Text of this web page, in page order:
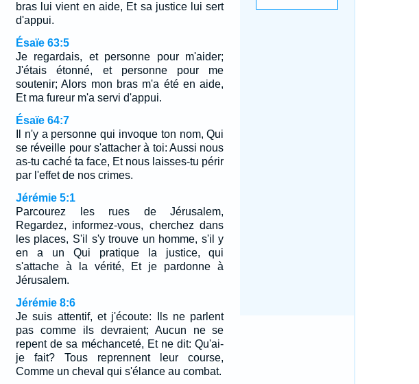
bras lui vient en aide, Et sa justice lui sert
d'appui.
Ésaïe 63:5
Je regardais, et personne pour m'aider;
J'étais étonné, et personne pour me
soutenir; Alors mon bras m'a été en aide,
Et ma fureur m'a servi d'appui.
Ésaïe 64:7
Il n'y a personne qui invoque ton nom, Qui
se réveille pour s'attacher à toi: Aussi nous
as-tu caché ta face, Et nous laisses-tu périr
par l'effet de nos crimes.
Jérémie 5:1
Parcourez les rues de Jérusalem,
Regardez, informez-vous, cherchez dans
les places, S'il s'y trouve un homme, s'il y
en a un Qui pratique la justice, qui
s'attache à la vérité, Et je pardonne à
Jérusalem.
Jérémie 8:6
Je suis attentif, et j'écoute: Ils ne parlent
pas comme ils devraient; Aucun ne se
repent de sa méchanceté, Et ne dit: Qu'ai-
je fait? Tous reprennent leur course,
Comme un cheval qui s'élance au combat.